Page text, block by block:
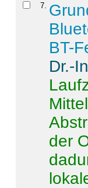
7
BT-
Dr.-
der